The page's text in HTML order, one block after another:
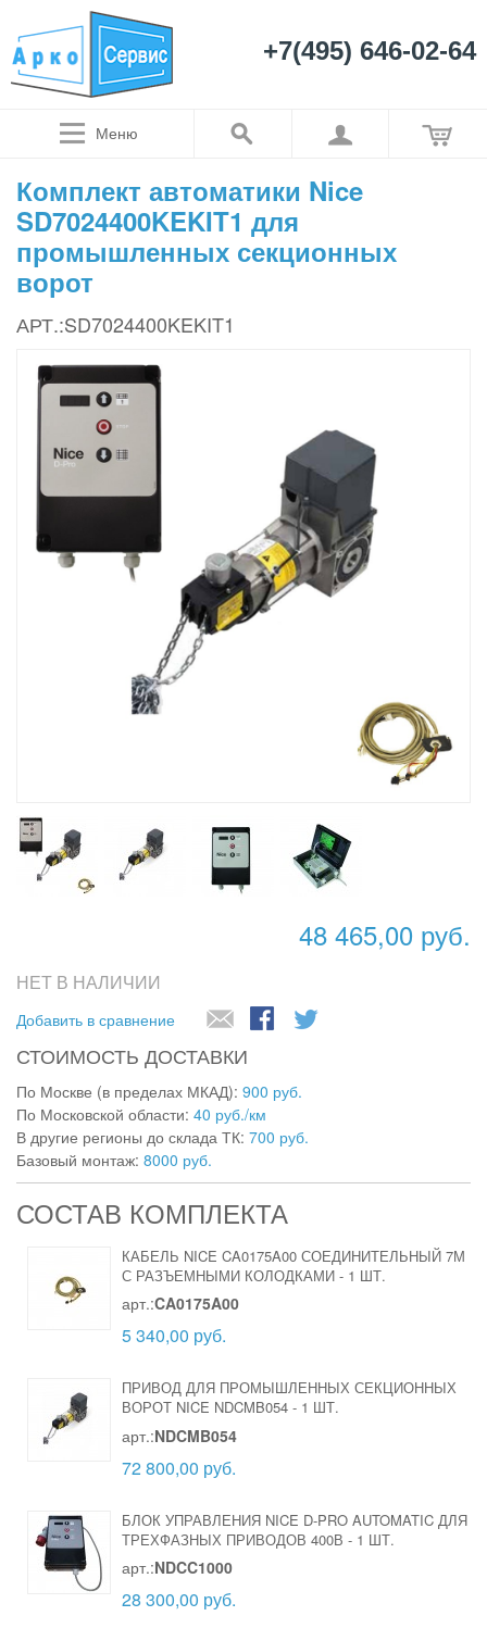
+7(495) 646-02-64
Меню
Комплект автоматики Nice
SD7024400KEKIT1 для
промышленных секционных
ворот
АРТ.:SD7024400KEKIT1
48 465,00 руб.
НЕТ В НАЛИЧИИ
Добавить в сравнение
СТОИМОСТЬ ДОСТАВКИ
По Москве (в пределах МКАД): 900 руб.
По Московской области: 40 руб./км
В другие регионы до склада ТК: 700 руб.
Базовый монтаж: 8000 руб.
СОСТАВ КОМПЛЕКТА
КАБЕЛЬ NICE CA0175A00 СОЕДИНИТЕЛЬНЫЙ 7М
С РАЗЪЕМНЫМИ КОЛОДКАМИ - 1 ШТ.
арт.:CA0175A00
5 340,00 руб.
ПРИВОД ДЛЯ ПРОМЫШЛЕННЫХ СЕКЦИОННЫХ
ВОРОТ NICE NDCMB054 - 1 ШТ.
арт.:NDCMB054
72 800,00 руб.
БЛОК УПРАВЛЕНИЯ NICE D-PRO AUTOMATIC ДЛЯ
ТРЕХФАЗНЫХ ПРИВОДОВ 400В - 1 ШТ.
арт.:NDCC1000
28 300,00 руб.